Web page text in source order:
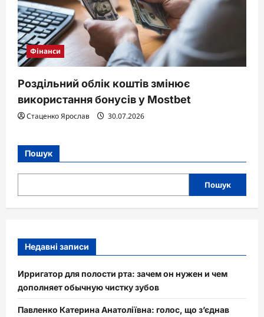
Фінанси
Роздільний облік коштів змінює
використання бонусів у Mostbet
Стаценко Ярослав 30.07.2026
Пошук
Пошук
Недавні записи
Ирригатор для полости рта: зачем он нужен и чем
дополняет обычную чистку зубов
Павленко Катерина Анатоліївна: голос, що з’єднав